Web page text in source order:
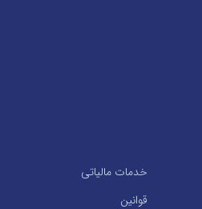
خدمات مالیاتی
قوانین